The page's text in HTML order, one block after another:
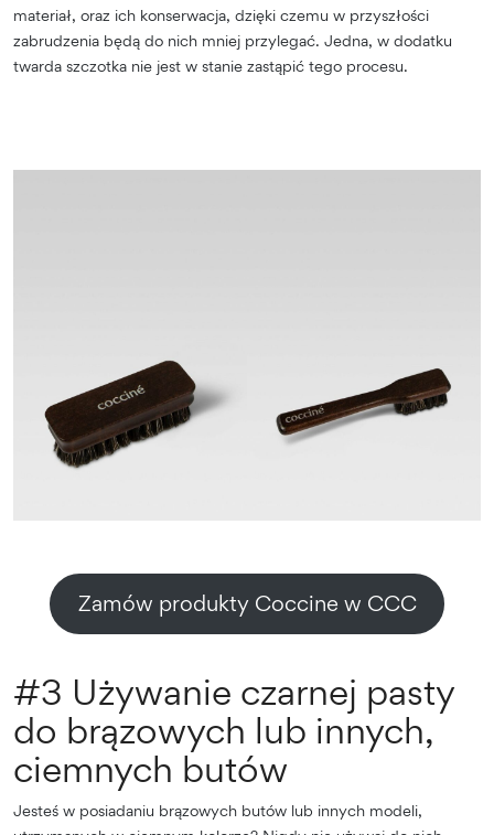
materiał, oraz ich konserwacja, dzięki czemu w przyszłości
zabrudzenia będą do nich mniej przylegać. Jedna, w dodatku
twarda szczotka nie jest w stanie zastąpić tego procesu.
Zamów produkty Coccine w CCC
#3 Używanie czarnej pasty
do brązowych lub innych,
ciemnych butów
Jesteś w posiadaniu brązowych butów lub innych modeli,